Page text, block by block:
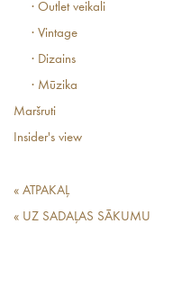
· Outlet veikali
· Vintage
· Dizains
· Mūzika
Maršruti
Insider's view
« ATPAKAĻ
« UZ SADAĻAS SĀKUMU